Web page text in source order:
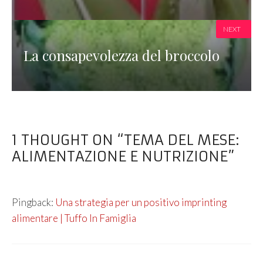
La consapevolezza del broccolo
NEXT
1 THOUGHT ON “TEMA DEL MESE:
ALIMENTAZIONE E NUTRIZIONE”
Pingback: Una strategia per un positivo imprinting
alimentare | Tuffo In Famiglia